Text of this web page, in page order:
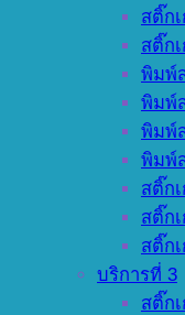
สติ๊ก
สติ๊ก
พิมพ์
พิมพ์
พิมพ์
พิมพ์
สติ๊ก
สติ๊ก
สติ๊ก
บริการที่ 3
สติ๊ก